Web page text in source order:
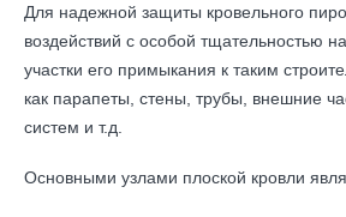
Для надежной защиты кровельного
воздействий с особой тщательностью
участки его примыкания к таким
как парапеты, стены, трубы, внешние
систем и т.д.
Основными узлами плоской кровли